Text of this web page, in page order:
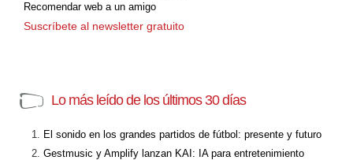
Recomendar web a un amigo
Suscríbete al newsletter gratuito
Lo más leído de los últimos 30 días
El sonido en los grandes partidos de fútbol: presente y futuro
Gestmusic y Amplify lanzan KAI: IA para entretenimiento